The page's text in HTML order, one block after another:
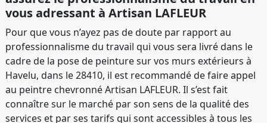
vous adressant à Artisan LAFLEUR
Pour que vous n’ayez pas de doute par rapport au
professionnalisme du travail qui vous sera livré dans le
cadre de la pose de peinture sur vos murs extérieurs à
Havelu, dans le 28410, il est recommandé de faire appel
au peintre chevronné Artisan LAFLEUR. Il s’est fait
connaître sur le marché par son sens de la qualité des
services et par ses tarifs qui sont accessibles à tous les